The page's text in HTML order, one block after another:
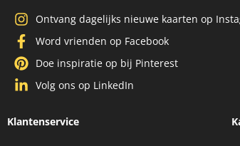
Ontvang dagelijks nieuwe kaarten op
Word vrienden op Facebook
Doe inspiratie op bij Pinterest
Volg ons op LinkedIn
Klantenservice